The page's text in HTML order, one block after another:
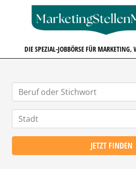
DIE SPEZIAL-JOBBÖRSE FÜR
JETZT FINDEN